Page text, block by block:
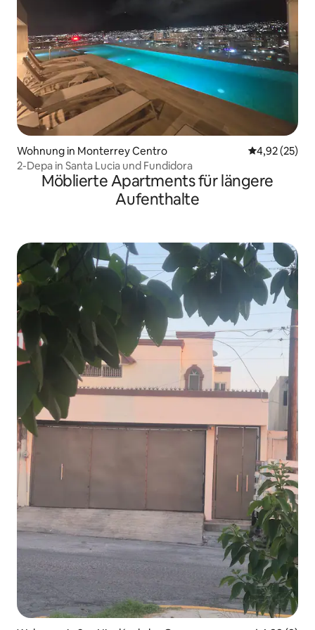
Wohnung in Monterrey Centro
4,92 (25)
2-Depa in Santa Lucia und Fundidora
Möblierte Apartments für längere
Aufenthalte